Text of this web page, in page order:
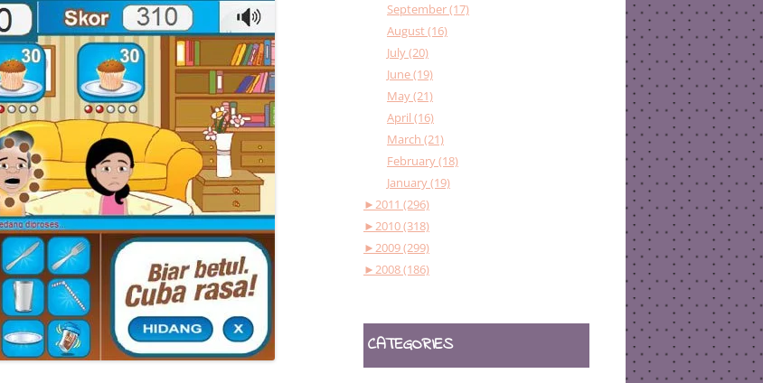
September (17)
August (16)
July (20)
June (19)
May (21)
April (16)
March (21)
February (18)
January (19)
►2011 (296)
►2010 (318)
►2009 (299)
►2008 (186)
CATEGORIES